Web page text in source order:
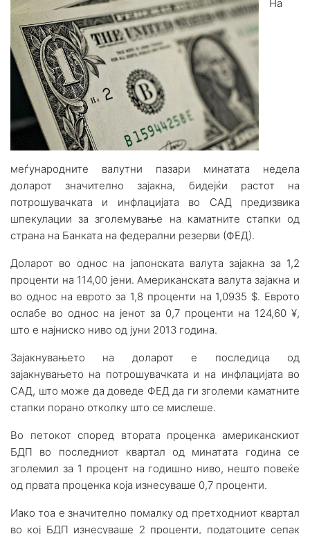
На
меѓународните валутни пазари минатата недела
доларот значително зајакна, бидејќи растот на
потрошувачката и инфлацијата во САД предизвика
шпекулации за зголемување на каматните стапки од
страна на Банката на федерални резерви (ФЕД).
Доларот во однос на јапонската валута зајакна за 1,2
проценти на 114,00 јени. Американската валута зајакна и
во однос на еврото за 1,8 проценти на 1,0935 $. Еврото
ослабе во однос на јенот за 0,7 проценти на 124,60 ¥,
што е најниско ниво од јуни 2013 година.
Зајакнувањето на доларот е последица од
зајакнувањето на потрошувачката и на инфлацијата во
САД, што може да доведе ФЕД да ги зголеми каматните
стапки порано отколку што се мислеше.
Во петокот според втората проценка американскиот
БДП во последниот квартал од минатата година се
зголемил за 1 процент на годишно ниво, нешто повеќе
од првата проценка која изнесуваше 0,7 проценти.
Иако тоа е значително помалку од претходниот квартал
во кој БДП изнесуваше 2 проценти, податоците сепак